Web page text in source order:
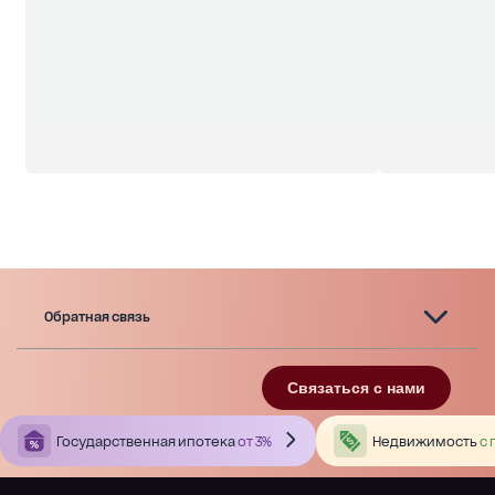
Обратная связь
Связаться с нами
Государственная ипотекаот 3% Недвижимостьс